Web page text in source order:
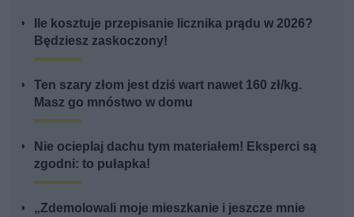
Ile kosztuje przepisanie licznika prądu w 2026?
Będziesz zaskoczony!
Ten szary złom jest dziś wart nawet 160 zł/kg.
Masz go mnóstwo w domu
Nie ocieplaj dachu tym materiałem! Eksperci są
zgodni: to pułapka!
„Zdemolowali moje mieszkanie i jeszcze mnie